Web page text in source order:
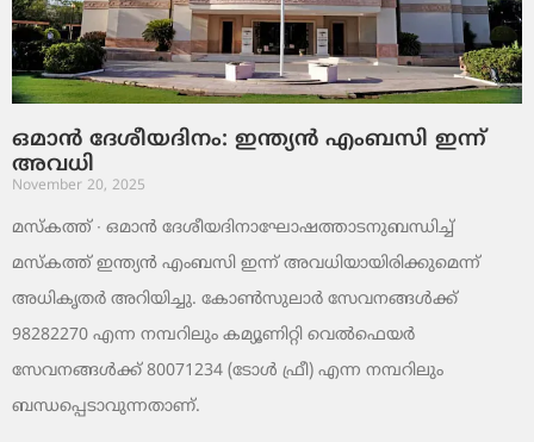
ഒമാൻ ദേശീയദിനം: ഇന്ത്യൻ എംബസി ഇന്ന്
അവധി
November 20, 2025
മസ്‌കത്ത് ∙ ഒമാൻ ദേശീയദിനാഘോഷത്താടനുബന്ധിച്ച്
മസ്‌കത്ത് ഇന്ത്യൻ എംബസി ഇന്ന് അവധിയായിരിക്കുമെന്ന്
അധികൃതർ അറിയിച്ചു. കോൺസുലാർ സേവനങ്ങൾക്ക്
98282270 എന്ന നമ്പറിലും കമ്യൂണിറ്റി വെൽഫെയർ
സേവനങ്ങൾക്ക് 80071234 (ടോൾ ഫ്രീ) എന്ന നമ്പറിലും
ബന്ധപ്പെടാവുന്നതാണ്.